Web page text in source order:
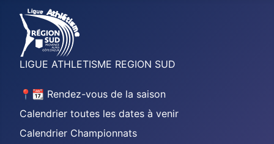
LIGUE ATHLETISME REGION SUD
📍📆 Rendez-vous de la saison
Calendrier toutes les dates à venir
Calendrier Championnats